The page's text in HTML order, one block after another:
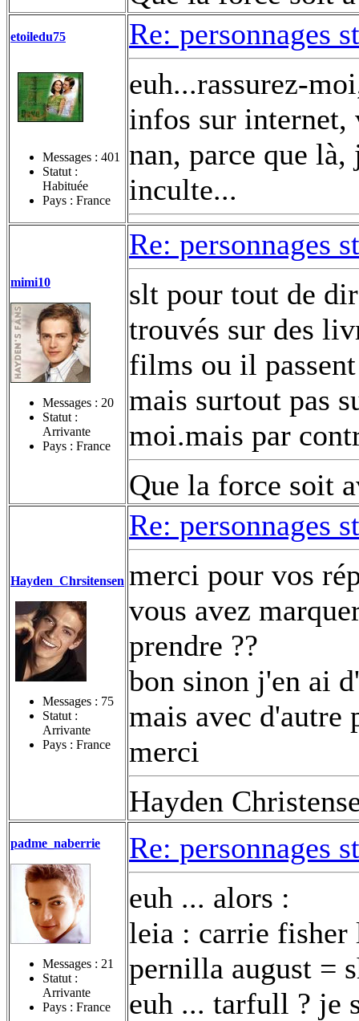
etoiledu75
Messages : 401
Statut :
Habituée
Pays : France
Re: personnages
euh...rassurez-
infos sur internet,
nan, parce que
inculte...
mimi10
Messages : 20
Statut :
Arrivante
Pays : France
Re: personnages
slt pour tout de
trouvés sur des
films ou il passent
mais surtout pas
moi.mais par
Que la force soit
Hayden_Chrsitensen
Messages : 75
Statut :
Arrivante
Pays : France
Re: personnages
merci pour vos
vous avez
prendre ??
bon sinon j'en ai
mais avec d'autre
merci
Hayden
padme_naberrie
Messages : 21
Statut :
Arrivante
Pays : France
Re: personnages
euh ... alors :
leia : carrie
pernilla august =
euh ... tarfull ? je